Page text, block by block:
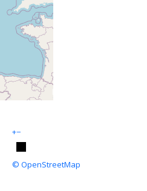
+−
© OpenStreetMap